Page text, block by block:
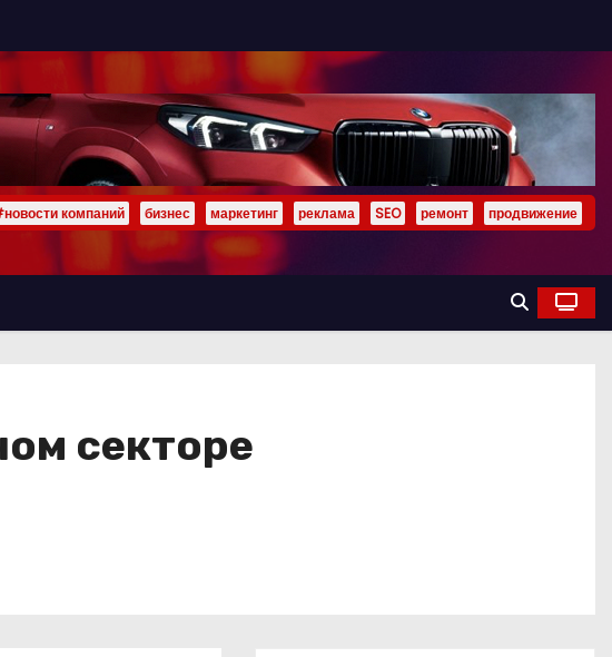
компаний бизнес маркетинг реклама SEO ремонт продвижение
секторе